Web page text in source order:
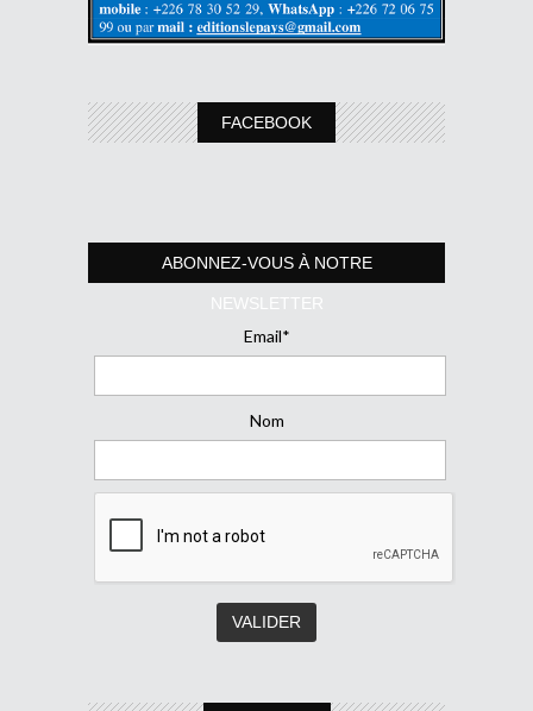
FACEBOOK
ABONNEZ-VOUS À NOTRE
NEWSLETTER
Email*
Nom